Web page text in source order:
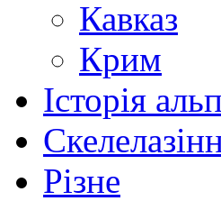
Кавказ
Крим
Історія
Різне